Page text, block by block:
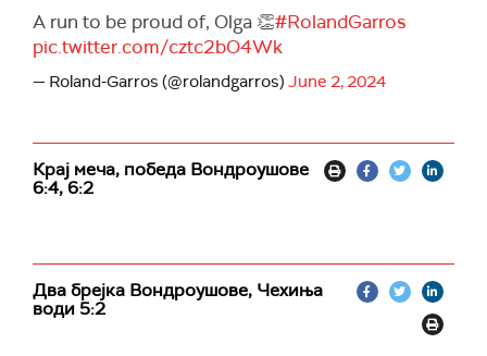
A run to be proud of, Olga 👏#RolandGarros
pic.twitter.com/cztc2bO4Wk
— Roland-Garros (@rolandgarros) June 2, 2024
Крај меча, победа Вондроушове
6:4, 6:2
Два брејка Вондроушове, Чехиња
води 5:2